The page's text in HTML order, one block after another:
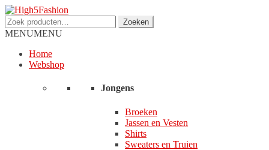
Ga
door
naar
Ga
direct
naar
inhoud
Zoeken
naar:
Zoeken
MENUMENU
Home
Webshop
Jongens
Broeken
Jassen en Vesten
Shirts
Sweaters en Truien